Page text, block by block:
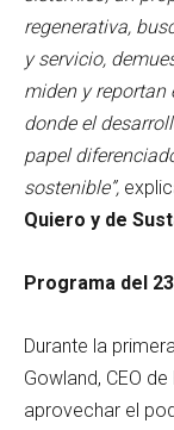
regenerativa,
y servicio,
miden y reportan
donde el
papel
sostenible”,
Quiero y de
Programa del
Durante la
Gowland, CEO
aprovechar el